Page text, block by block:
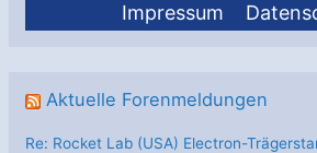
Impressum
Aktuelle Forenmeldungen
Re: Rocket Lab (USA) Electron-